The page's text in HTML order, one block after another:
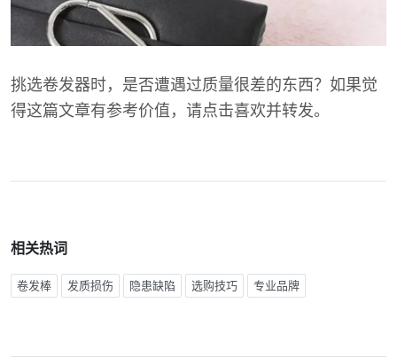
挑选卷发器时，是否遭遇过质量很差的东西？如果觉
得这篇文章有参考价值，请点击喜欢并转发。
相关热词
卷发棒 发质损伤 隐患缺陷 选购技巧 专业品牌